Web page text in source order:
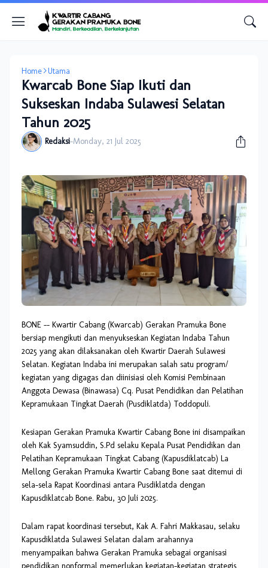
Home Utama
Kwarcab Bone Siap Ikuti dan
Sukseskan Indaba Sulawesi Selatan
Tahun 2025
Redaksi-Monday, 21 Jul 2025
BONE -- Kwartir Cabang (Kwarcab) Gerakan Pramuka Bone
bersiap mengikuti dan menyukseskan Kegiatan Indaba Tahun
2025 yang akan dilaksanakan oleh Kwartir Daerah Sulawesi
Selatan. Kegiatan Indaba ini merupakan salah satu program/
kegiatan yang digagas dan diinisiasi oleh Komisi Pembinaan
Anggota Dewasa (Binawasa) Cq. Pusat Pendidikan dan Pelatihan
Kepramukaan Tingkat Daerah (Pusdiklatda) Toddopuli.
Kesiapan Gerakan Pramuka Kwartir Cabang Bone ini disampaikan
oleh Kak Syamsuddin, S.Pd selaku Kepala Pusat Pendidikan dan
Pelatihan Kepramukaan Tingkat Cabang (Kapusdiklatcab) La
Mellong Gerakan Pramuka Kwartir Cabang Bone saat ditemui di
sela-sela Rapat Koordinasi antara Pusdiklatda dengan
Kapusdiklatcab Bone. Rabu, 30 Juli 2025.
Dalam rapat koordinasi tersebut, Kak A. Fahri Makkasau, selaku
Kapusdiklatda Sulawesi Selatan dalam arahannya
menyampaikan bahwa Gerakan Pramuka sebagai organisasi
pendidikan nonformal memerlukan kegiatan-kegiatan strategis